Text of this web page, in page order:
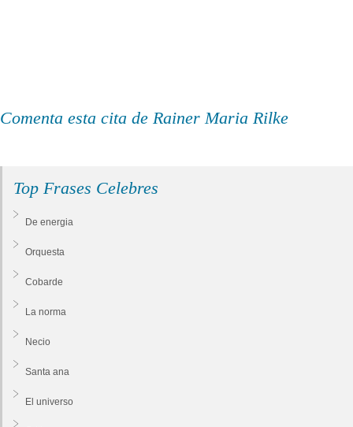
Comenta esta cita de Rainer Maria Rilke
Top Frases Celebres
De energia
Orquesta
Cobarde
La norma
Necio
Santa ana
El universo